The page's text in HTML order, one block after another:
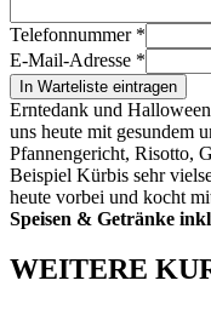
Telefonnummer *
E-Mail-Adresse *
In Warteliste eintragen
Erntedank und
uns heute mit gesundem
Pfannengericht, Risotto,
Beispiel Kürbis sehr
heute vorbei und kocht
Speisen & Getränke
WEITERE